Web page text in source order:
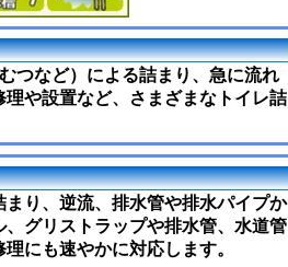
つなど）による詰まり、急に流れ
や設置など、さまざまなトイレ詰
り、逆流、排水管や排水パイプか
グリストラップや排水管、水道管
にも速やかに対応します。